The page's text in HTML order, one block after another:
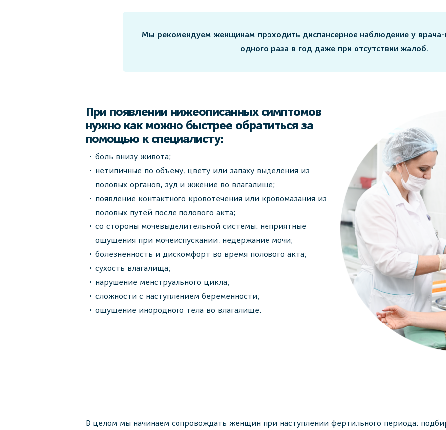
Мы рекомендуем женщинам проходить диспансерное наблюдение у врача-
одного раза в год даже при отсутствии жалоб.
При появлении нижеописанных симптомов
нужно как можно быстрее обратиться за
помощью к специалисту:
боль внизу живота;
нетипичные по объему, цвету или запаху выделения из
половых органов, зуд и жжение во влагалище;
появление контактного кровотечения или кровомазания из
половых путей после полового акта;
со стороны мочевыделительной системы: неприятные
ощущения при мочеиспускании, недержание мочи;
болезненность и дискомфорт во время полового акта;
сухость влагалища;
нарушение менструального цикла;
сложности с наступлением беременности;
ощущение инородного тела во влагалище.
В целом мы начинаем сопровождать женщин при наступлении фертильного периода: